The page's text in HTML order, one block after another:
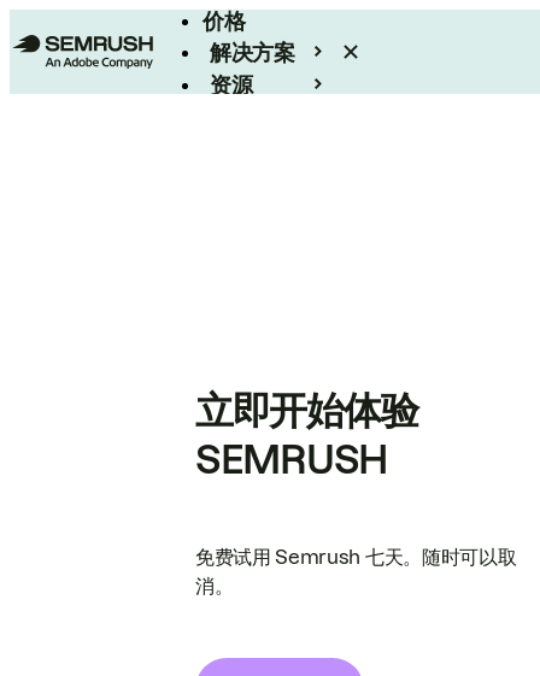
价格
解决方案
资源
立即开始体验
SEMRUSH
免费试用 Semrush 七天。随时可以取
消。